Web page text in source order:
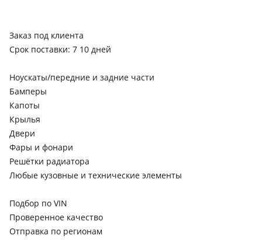
Заказ под клиента
Срок поставки: 7 10 дней
Ноускаты/передние и задние части
Бамперы
Капоты
Крылья
Двери
Фары и фонари
Решётки радиатора
Любые кузовные и технические элементы
Подбор по VIN
Проверенное качество
Отправка по регионам